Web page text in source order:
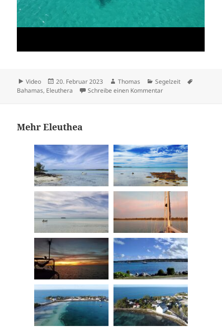
Format
Video
Veröffentlicht
am
20. Februar 2023 Autor
Thomas Kategorien
Segelzeit
Bahamas, Eleuthera Schreibe einen Kommentarzu Ten Bay
Mehr Eleuthea